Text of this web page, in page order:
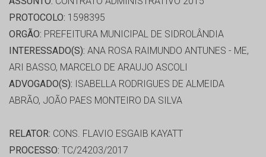
PROTOCOLO: 1598395
ORGÃO: PREFEITURA MUNICIPAL DE SIDROLÂNDIA
INTERESSADO(S): ANA ROSA RAIMUNDO ANTUNES - ME,
ARI BASSO, MARCELO DE ARAUJO ASCOLI
ADVOGADO(S): ISABELLA RODRIGUES DE ALMEIDA
ABRÃO, JOÃO PAES MONTEIRO DA SILVA
RELATOR: CONS. FLAVIO ESGAIB KAYATT
PROCESSO: TC/24203/2017